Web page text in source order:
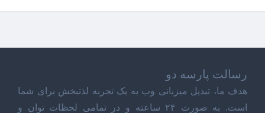
رسالت پارسه دو
هدف ما، تبدیل میزبانی وب به یک تجربه لذتبخش برای شما
است. به صورت ۲۴ ساعته و در تمامی لحظات توان و